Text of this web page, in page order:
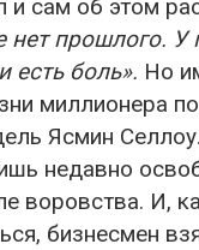
и сам об этом
нет прошлого. У
есть боль». Но
миллионера
Ясмин
недавно
воровства. И,
бизнесмен